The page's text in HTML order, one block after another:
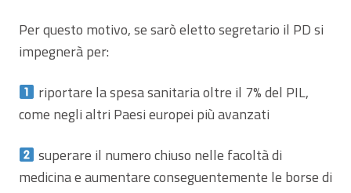
Per questo motivo, se sarò eletto segretario il PD si
impegnerà per:
riportare la spesa sanitaria oltre il 7% del PIL,
come negli altri Paesi europei più avanzati
superare il numero chiuso nelle facoltà di
medicina e aumentare conseguentemente le borse di